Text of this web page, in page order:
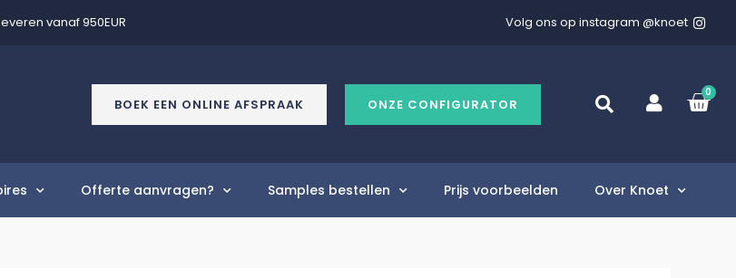
vanaf 950EUR Volg ons op instagram @knoet
BOEK EEN ONLINE AFSPRAAK ONZE CONFIGURATOR
0
Offerte aanvragen? Samples bestellen Prijs voorbeelden Over Knoet